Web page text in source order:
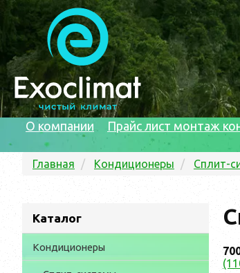
О компании Прайс лист монтаж
Главная Кондиционеры Сплит-
Каталог
Кондиционеры